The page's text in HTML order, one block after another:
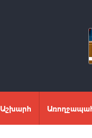
Աշխարհ